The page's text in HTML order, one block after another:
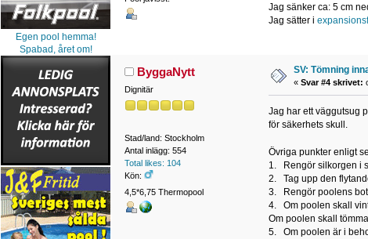
Egen pool hemma!
Spabad, året om!
Jag sänker ca: 5 cm
Jag sätter i
ByggaNytt
Dignitär
Stad/land: Stockholm
Antal inlägg: 554
Total likes: 104
Kön:
4,5*6,75 Thermopool
SV: Tömning
« Svar #4 skrivet:
Jag har ett väggutsug
för säkerhets skull.
Övriga punkter enligt
1. Rengör silkorgen i
2. Tag upp den
3. Rengör poolens
4. Om poolen skall
Om poolen skall
5. Om poolen är i